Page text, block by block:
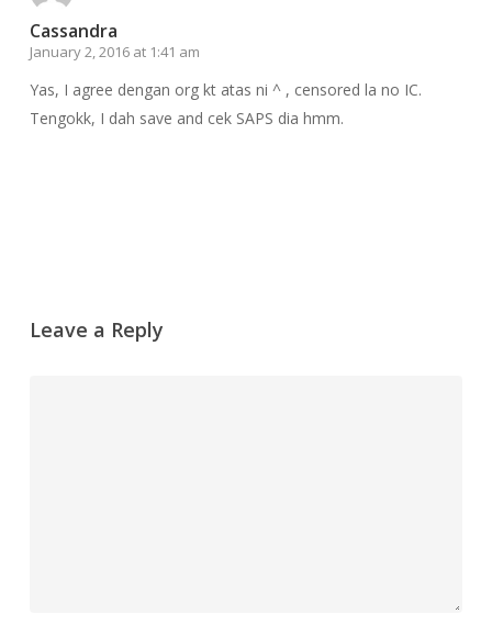
Cassandra
January 2, 2016 at 1:41 am
Yas, I agree dengan org kt atas ni ^ , censored la no IC.
Tengokk, I dah save and cek SAPS dia hmm.
Leave a Reply